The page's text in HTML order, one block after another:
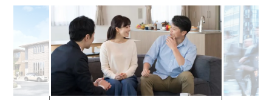
ナ
ー
監
修